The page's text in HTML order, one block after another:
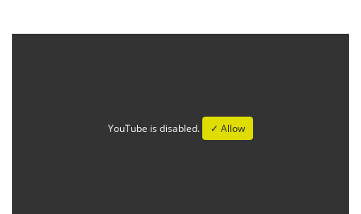
YouTube is disabled. ✓ Allow